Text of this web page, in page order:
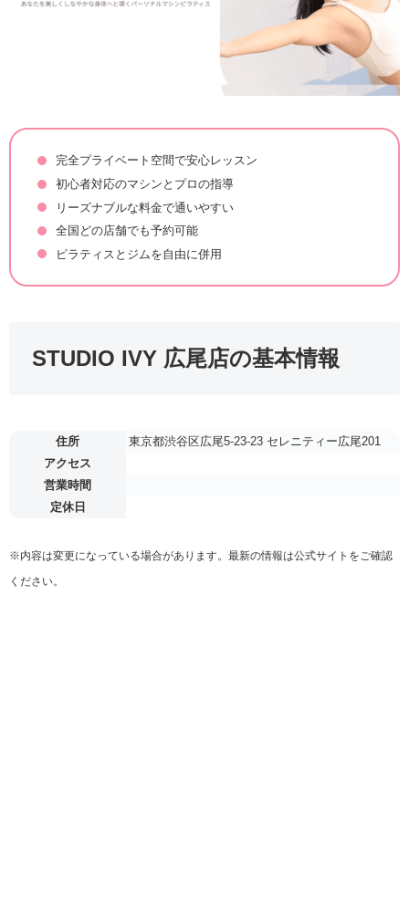
完全プライベート空間で安心レッスン
初心者対応のマシンとプロの指導
リーズナブルな料金で通いやすい
全国どの店舗でも予約可能
ピラティスとジムを自由に併用
STUDIO IVY 広尾店の基本情報
住所
東京都渋谷区広尾5-23-23 セレニティー広尾201
アクセス
営業時間
定休日
※内容は変更になっている場合があります。最新の情報は公式サイトをご確認
ください。